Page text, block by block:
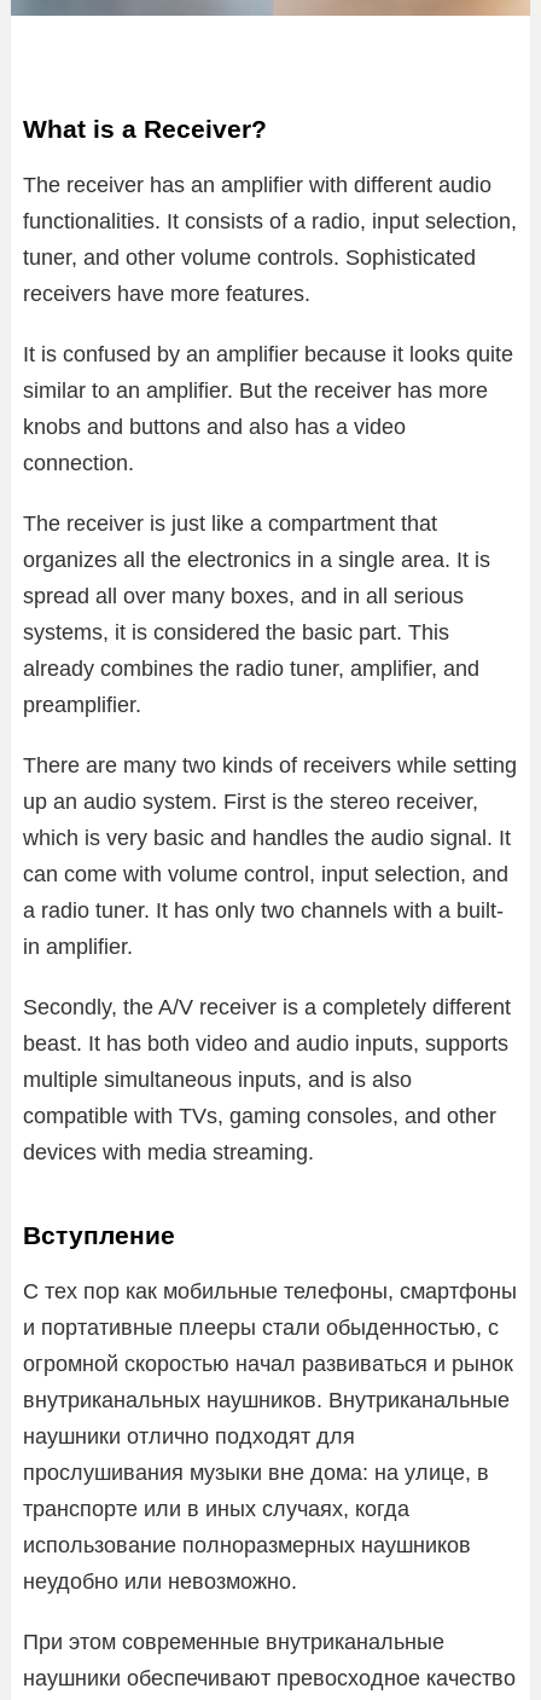
What is a Receiver?
The receiver has an amplifier with different audio
functionalities. It consists of a radio, input selection,
tuner, and other volume controls. Sophisticated
receivers have more features.
It is confused by an amplifier because it looks quite
similar to an amplifier. But the receiver has more
knobs and buttons and also has a video
connection.
The receiver is just like a compartment that
organizes all the electronics in a single area. It is
spread all over many boxes, and in all serious
systems, it is considered the basic part. This
already combines the radio tuner, amplifier, and
preamplifier.
There are many two kinds of receivers while setting
up an audio system. First is the stereo receiver,
which is very basic and handles the audio signal. It
can come with volume control, input selection, and
a radio tuner. It has only two channels with a built-
in amplifier.
Secondly, the A/V receiver is a completely different
beast. It has both video and audio inputs, supports
multiple simultaneous inputs, and is also
compatible with TVs, gaming consoles, and other
devices with media streaming.
Вступление
С тех пор как мобильные телефоны, смартфоны
и портативные плееры стали обыденностью, с
огромной скоростью начал развиваться и рынок
внутриканальных наушников. Внутриканальные
наушники отлично подходят для
прослушивания музыки вне дома: на улице, в
транспорте или в иных случаях, когда
использование полноразмерных наушников
неудобно или невозможно.
При этом современные внутриканальные
наушники обеспечивают превосходное качество